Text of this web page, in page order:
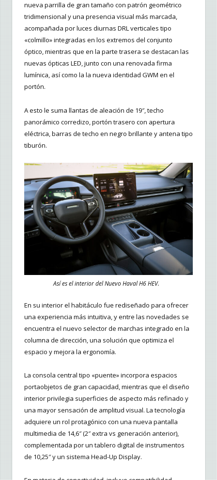
nueva parrilla de gran tamaño con patrón geométrico
tridimensional y una presencia visual más marcada,
acompañada por luces diurnas DRL verticales tipo
«colmillo» integradas en los extremos del conjunto
óptico, mientras que en la parte trasera se destacan las
nuevas ópticas LED, junto con una renovada firma
lumínica, así como la la nueva identidad GWM en el
portón.
A esto le suma llantas de aleación de 19″, techo
panorámico corredizo, portón trasero con apertura
eléctrica, barras de techo en negro brillante y antena tipo
tiburón.
Así es el interior del Nuevo Haval H6 HEV.
En su interior el habitáculo fue rediseñado para ofrecer
una experiencia más intuitiva, y entre las novedades se
encuentra el nuevo selector de marchas integrado en la
columna de dirección, una solución que optimiza el
espacio y mejora la ergonomía.
La consola central tipo «puente» incorpora espacios
portaobjetos de gran capacidad, mientras que el diseño
interior privilegia superficies de aspecto más refinado y
una mayor sensación de amplitud visual. La tecnología
adquiere un rol protagónico con una nueva pantalla
multimedia de 14,6″ (2″ extra vs generación anterior),
complementada por un tablero digital de instrumentos
de 10,25″ y un sistema Head-Up Display.